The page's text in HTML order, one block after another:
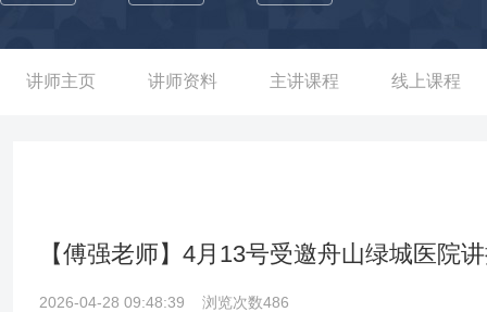
花、好波内衣、可乐家、东岭集团、重庆烟草、山东邮政、光大银
美对接。通过网络，借助微信线上活动平台来增加客流，通过节
讲师主页 讲师资料 主讲课程 线上课程
【傅强老师】4月13号受邀舟山绿城医院
2026-04-28 09:48:39 浏览次数486